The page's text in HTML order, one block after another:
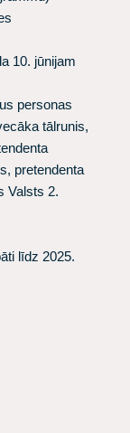
10. jūnijam
personas
tālrunis,
pretendenta
Valsts 2.
līdz 2025.